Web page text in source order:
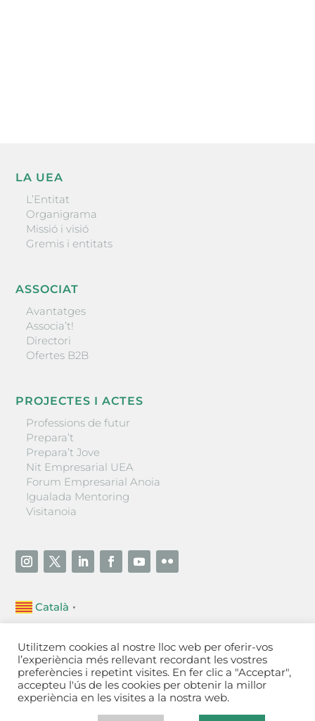
LA UEA
L’Entitat
Organigrama
Missió i visió
Gremis i entitats
ASSOCIAT
Avantatges
Associa’t!
Directori
Ofertes B2B
PROJECTES I ACTES
Professions de futur
Prepara’t
Prepara’t Jove
Nit Empresarial UEA
Forum Empresarial Anoia
Igualada Mentoring
Visitanoia
Català ▼
Unió Empresarial de l’Anoia (UEA)
Ctra. de Manresa, 131, 08700 – Igualada(Barcelona)
Tel 93 805 22 92
Contactar
Utilitzem cookies al nostre lloc web per oferir-vos
l’experiència més rellevant recordant les vostres
preferències i repetint visites. En fer clic a "Acceptar",
accepteu l'ús de les cookies per obtenir la millor
experiència en les visites a la nostra web.